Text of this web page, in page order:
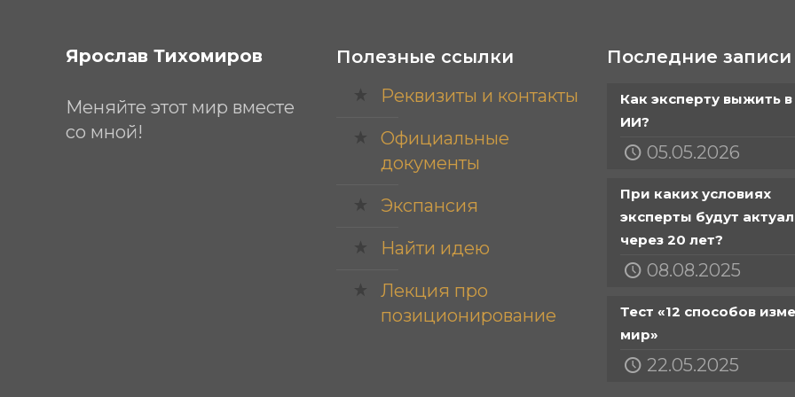
Ярослав Тихомиров
Меняйте этот мир вместе
со мной!
Полезные ссылки
Реквизиты и контакты
Официальные
документы
Экспансия
Найти идею
Лекция про
позиционирование
Последние записи
Как эксперту выжить в
ИИ?
05.05.2026
При каких условиях
эксперты будут
через 20 лет?
08.08.2025
Тест «12 способов
мир»
22.05.2025